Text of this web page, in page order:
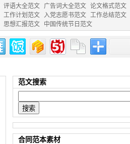
评语大全范文 广告词大全范文 论文格式范文
工作计划范文 入党志愿书范文 工作总结范文
思想汇报范文 中国传统节日范文
范文搜索
合同范本素材